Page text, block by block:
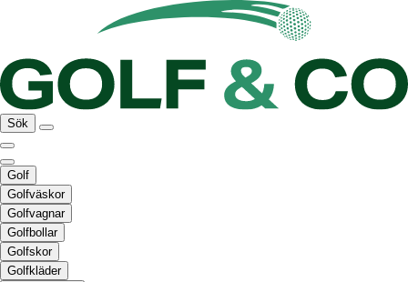
Sök
Golf
Golfväskor
Golfvagnar
Golfbollar
Golfskor
Golfkläder